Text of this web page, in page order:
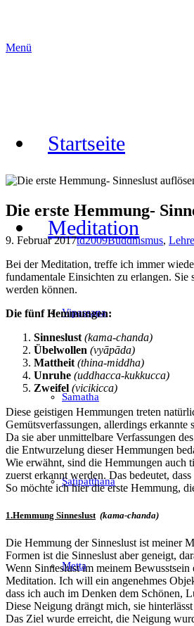
Menü
Startseite
Meditation
Vipassana
Samatha
Satipatthana
Metta
Die erste Hemmung-
9. Februar 2017td2009Buddhismus, Lehre
Bei der Meditation, treffe ich immer
fundamentale Einsichten zu erlangen.
werden können.
Die fünf Hemmungen:
Sinneslust (kama-chanda)
Übelwollen (vyāpāda)
Mattheit (thina-middha)
Unruhe (uddhacca-kukkucca)
Zweifel (vicikicca)
Diese geistigen Hemmungen treten
Gemütsverfassungen, allerdings
Da sie aber unmittelbare Verfassungen
die Entwurzelung dieser Hemmungen
Wie erwähnt, sind die Hemmungen auch
zuerst erkannt werden. Das bedeutet,
So möchte ich hier die erste Hemmung,
1.Hemmung Sinneslust (kama-chanda)
Die Hemmung der Sinneslust ist meiner
Formen ist die Sinneslust aber geneigt,
Wenn Sinneslust im meinem
Meditation. Ich will ein angenehmes
dass ich auch im Denken dem Schönen,
Diese Neigung drängt mich, sie
Das Ziel wurde erreicht, die Neigung